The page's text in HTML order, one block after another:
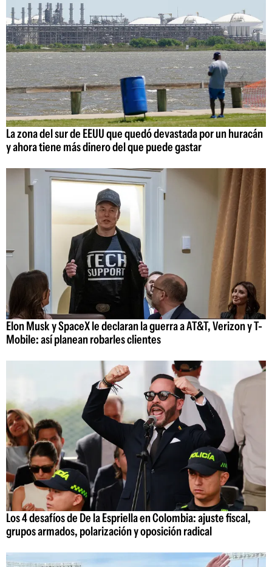
La zona del sur de EEUU que quedó devastada por un huracán
y ahora tiene más dinero del que puede gastar
Elon Musk y SpaceX le declaran la guerra a AT&T, Verizon y T-
Mobile: así planean robarles clientes
Los 4 desafíos de De la Espriella en Colombia: ajuste fiscal,
grupos armados, polarización y oposición radical